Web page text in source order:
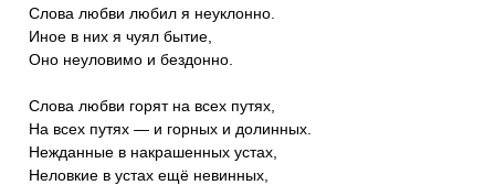
Слова любви любил я неуклонно.
Иное в них я чуял бытие,
Оно неуловимо и бездонно.
Слова любви горят на всех путях,
На всех путях — и горных и долинных.
Нежданные в накрашенных устах,
Неловкие в устах ещё невинных,